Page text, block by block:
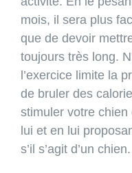
mois, il sera plus
que de devoir
toujours très long.
l’exercice limite la
de bruler des
stimuler votre
lui et en lui
s’il s’agit d’un chien.